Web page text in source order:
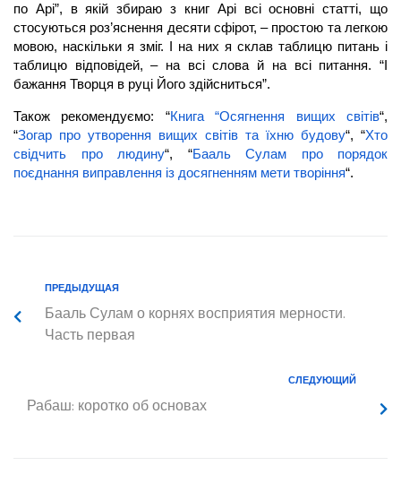
по Арі”, в якій збираю з книг Арі всі основні статті, що
стосуються роз’яснення десяти сфірот, – простою та легкою
мовою, наскільки я зміг. І на них я склав таблицю питань і
таблицю відповідей, – на всі слова й на всі питання. “І
бажання Творця в руці Його здійсниться”.
Також рекомендуємо: “Книга “Осягнення вищих світів“,
“Зогар про утворення вищих світів та їхню будову“, “Хто
свідчить про людину“, “Бааль Сулам про порядок
поєднання виправлення із досягненням мети творіння“.
ПРЕДЫДУЩАЯ
Бааль Сулам о корнях восприятия мерности.
Часть первая
СЛЕДУЮЩИЙ
Рабаш: коротко об основах